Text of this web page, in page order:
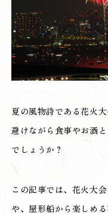
夏の風物詩である花火
避けながら食事やお酒
でしょうか？
この記事では、花火大
や、屋形船から楽しめ